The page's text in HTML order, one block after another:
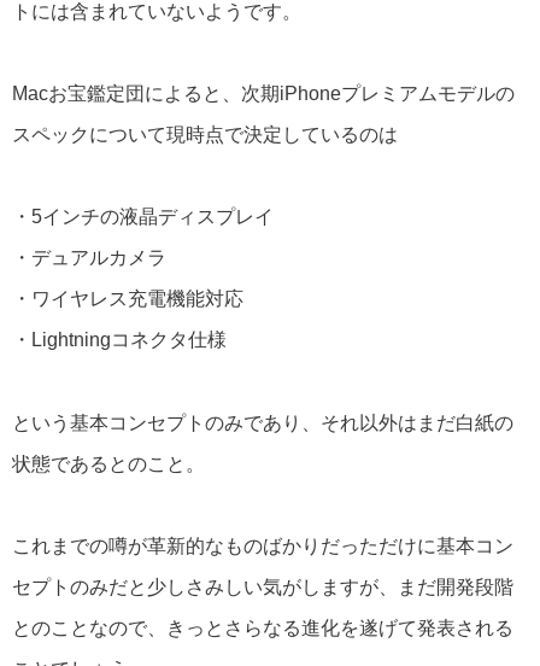
トには含まれていないようです。
Macお宝鑑定団によると、次期iPhoneプレミアムモデルの
スペックについて現時点で決定しているのは
・5インチの液晶ディスプレイ
・デュアルカメラ
・ワイヤレス充電機能対応
・Lightningコネクタ仕様
という基本コンセプトのみであり、それ以外はまだ白紙の
状態であるとのこと。
これまでの噂が革新的なものばかりだっただけに基本コン
セプトのみだと少しさみしい気がしますが、まだ開発段階
とのことなので、きっとさらなる進化を遂げて発表される